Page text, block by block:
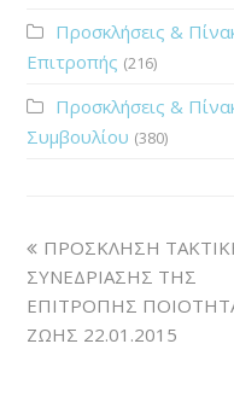
Προσκλήσεις &
Επιτροπής (216)
Προσκλήσεις &
Συμβουλίου (380)
ΠΡΟΣΚΛΗΣΗ
ΣΥΝΕΔΡΙΑΣΗΣ ΤΗΣ
ΕΠΙΤΡΟΠΗΣ
ΖΩΗΣ 22.01.2015